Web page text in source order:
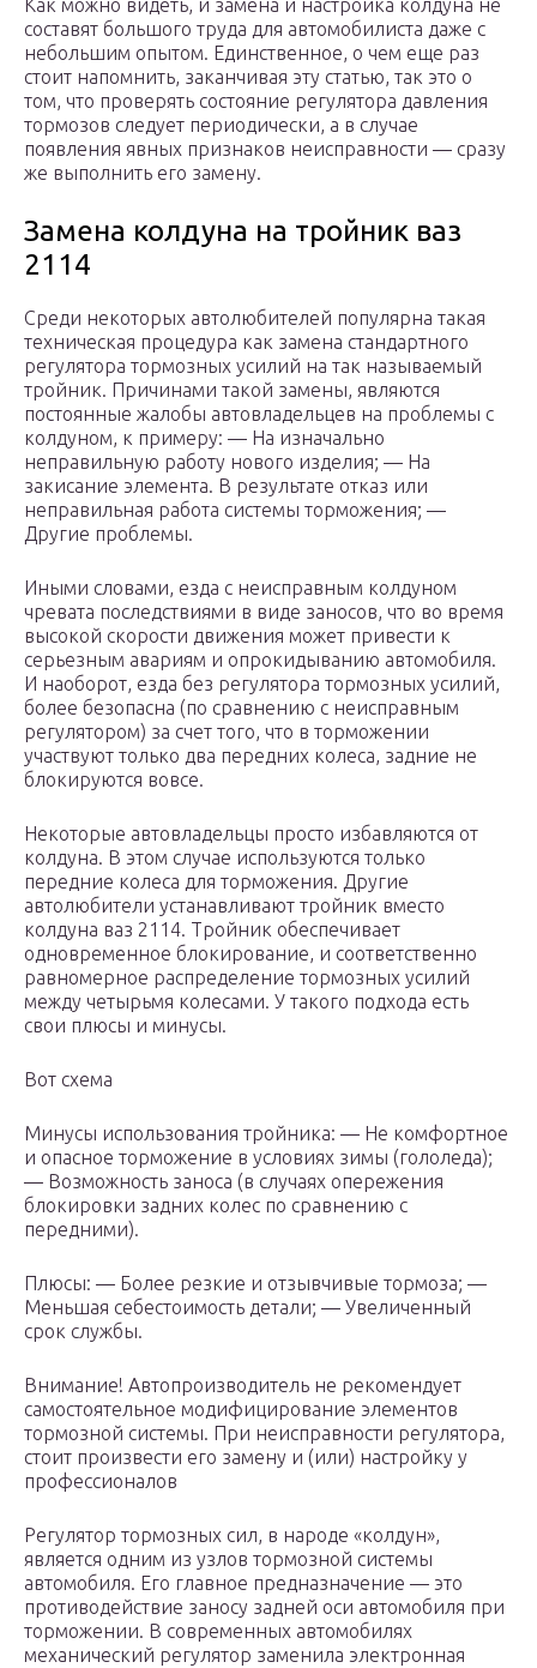
Как можно видеть, и замена и настройка колдуна не
составят большого труда для автомобилиста даже с
небольшим опытом. Единственное, о чем еще раз
стоит напомнить, заканчивая эту статью, так это о
том, что проверять состояние регулятора давления
тормозов следует периодически, а в случае
появления явных признаков неисправности — сразу
же выполнить его замену.
Замена колдуна на тройник ваз
2114
Среди некоторых автолюбителей популярна такая
техническая процедура как замена стандартного
регулятора тормозных усилий на так называемый
тройник. Причинами такой замены, являются
постоянные жалобы автовладельцев на проблемы с
колдуном, к примеру: — На изначально
неправильную работу нового изделия; — На
закисание элемента. В результате отказ или
неправильная работа системы торможения; —
Другие проблемы.
Иными словами, езда с неисправным колдуном
чревата последствиями в виде заносов, что во время
высокой скорости движения может привести к
серьезным авариям и опрокидыванию автомобиля.
И наоборот, езда без регулятора тормозных усилий,
более безопасна (по сравнению с неисправным
регулятором) за счет того, что в торможении
участвуют только два передних колеса, задние не
блокируются вовсе.
Некоторые автовладельцы просто избавляются от
колдуна. В этом случае используются только
передние колеса для торможения. Другие
автолюбители устанавливают тройник вместо
колдуна ваз 2114. Тройник обеспечивает
одновременное блокирование, и соответственно
равномерное распределение тормозных усилий
между четырьмя колесами. У такого подхода есть
свои плюсы и минусы.
Вот схема
Минусы использования тройника: — Не комфортное
и опасное торможение в условиях зимы (гололеда);
— Возможность заноса (в случаях опережения
блокировки задних колес по сравнению с
передними).
Плюсы: — Более резкие и отзывчивые тормоза; —
Меньшая себестоимость детали; — Увеличенный
срок службы.
Внимание! Автопроизводитель не рекомендует
самостоятельное модифицирование элементов
тормозной системы. При неисправности регулятора,
стоит произвести его замену и (или) настройку у
профессионалов
Регулятор тормозных сил, в народе «колдун»,
является одним из узлов тормозной системы
автомобиля. Его главное предназначение — это
противодействие заносу задней оси автомобиля при
торможении. В современных автомобилях
механический регулятор заменила электронная